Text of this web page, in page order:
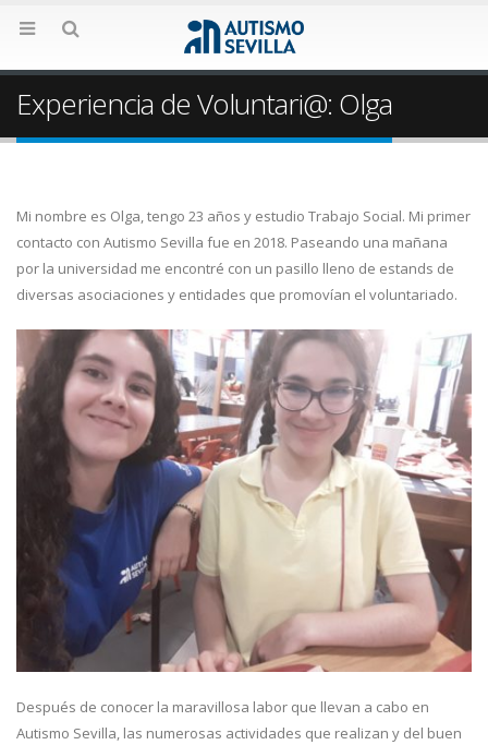
Experiencia de Voluntari@: Olga
Mi nombre es Olga, tengo 23 años y estudio Trabajo Social. Mi primer
contacto con Autismo Sevilla fue en 2018. Paseando una mañana
por la universidad me encontré con un pasillo lleno de estands de
diversas asociaciones y entidades que promovían el voluntariado.
Después de conocer la maravillosa labor que llevan a cabo en
Autismo Sevilla, las numerosas actividades que realizan y del buen